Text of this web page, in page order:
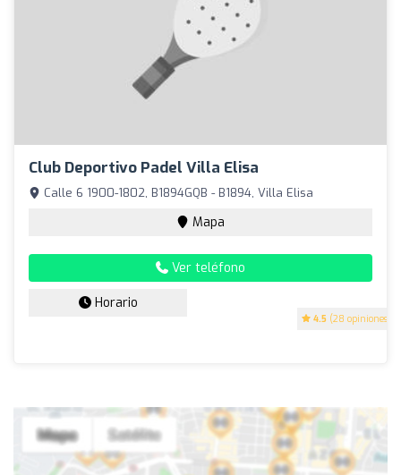
Club Deportivo Padel Villa Elisa
4.5 (28 opiniones)
Calle 6 1900-1802, B1894GQB - B1894, Villa Elisa
Mapa
Ver teléfono
Horario